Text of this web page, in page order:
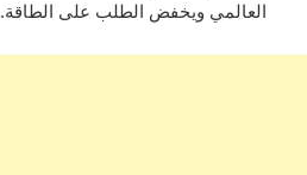
العالمي ويخفض الطلب على الطاقة.